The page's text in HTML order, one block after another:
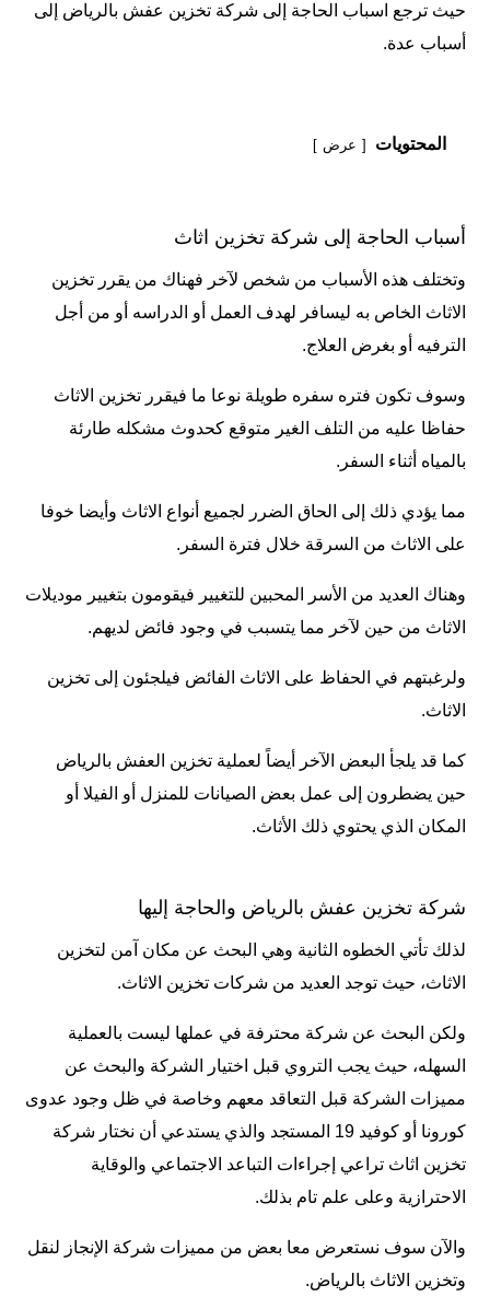
حيث ترجع اسباب الحاجة إلى شركة تخزين عفش بالرياض إلى
أسباب عدة.
المحتويات عرض
أسباب الحاجة إلى شركة تخزين اثاث
وتختلف هذه الأسباب من شخص لآخر فهناك من يقرر تخزين
الاثاث الخاص به ليسافر لهدف العمل أو الدراسه أو من أجل
الترفيه أو بغرض العلاج.
وسوف تكون فتره سفره طويلة نوعا ما فيقرر تخزين الاثاث
حفاظا عليه من التلف الغير متوقع كحدوث مشكله طارئة
بالمياه أثناء السفر.
مما يؤدي ذلك إلى الحاق الضرر لجميع أنواع الاثاث وأيضا خوفا
على الاثاث من السرقة خلال فترة السفر.
وهناك العديد من الأسر المحبين للتغيير فيقومون بتغيير موديلات
الاثاث من حين لآخر مما يتسبب في وجود فائض لديهم.
ولرغبتهم في الحفاظ على الاثاث الفائض فيلجئون إلى تخزين
الاثاث.
كما قد يلجأ البعض الآخر أيضاً لعملية تخزين العفش بالرياض
حين يضطرون إلى عمل بعض الصيانات للمنزل أو الفيلا أو
المكان الذي يحتوي ذلك الأثاث.
شركة تخزين عفش بالرياض والحاجة إليها
لذلك تأتي الخطوه الثانية وهي البحث عن مكان آمن لتخزين
الاثاث، حيث توجد العديد من شركات تخزين الاثاث.
ولكن البحث عن شركة محترفة في عملها ليست بالعملية
السهله، حيث يجب التروي قبل اختيار الشركة والبحث عن
مميزات الشركة قبل التعاقد معهم وخاصة في ظل وجود عدوى
كورونا أو كوفيد 19
المستجد والذي يستدعي أن نختار شركة
تخزين اثاث تراعي إجراءات التباعد الاجتماعي والوقاية
الاحترازية وعلى علم تام بذلك.
والآن سوف نستعرض معا بعض من مميزات شركة الإنجاز لنقل
وتخزين الاثاث بالرياض.